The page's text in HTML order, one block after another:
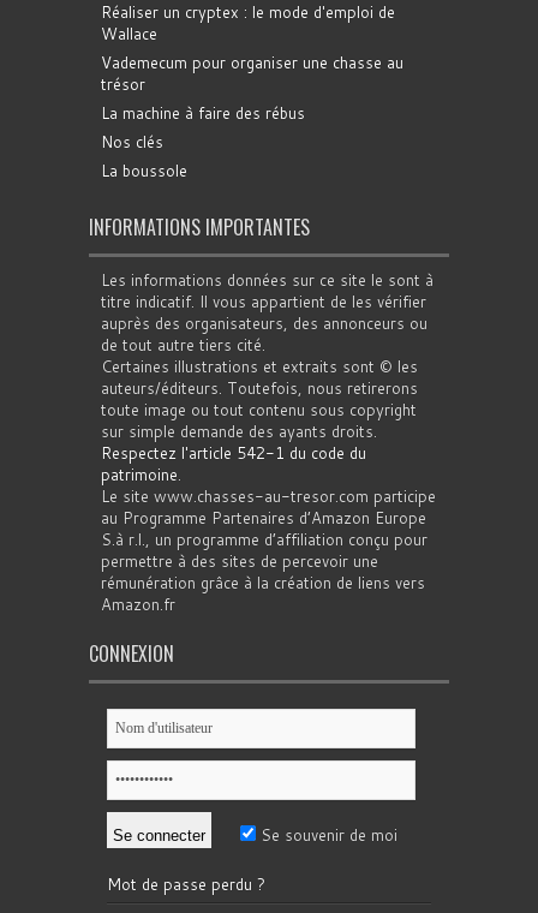
Réaliser un cryptex : le mode d'emploi de
Wallace
Vademecum pour organiser une chasse au
trésor
La machine à faire des rébus
Nos clés
La boussole
INFORMATIONS IMPORTANTES
Les informations données sur ce site le sont à
titre indicatif. Il vous appartient de les vérifier
auprès des organisateurs, des annonceurs ou
de tout autre tiers cité.
Certaines illustrations et extraits sont © les
auteurs/éditeurs. Toutefois, nous retirerons
toute image ou tout contenu sous copyright
sur simple demande des ayants droits.
Respectez l'article 542-1 du code du
patrimoine.
Le site www.chasses-au-tresor.com participe
au Programme Partenaires d’Amazon Europe
S.à r.l., un programme d’affiliation conçu pour
permettre à des sites de percevoir une
rémunération grâce à la création de liens vers
Amazon.fr
CONNEXION
Se souvenir de moi
Mot de passe perdu ?